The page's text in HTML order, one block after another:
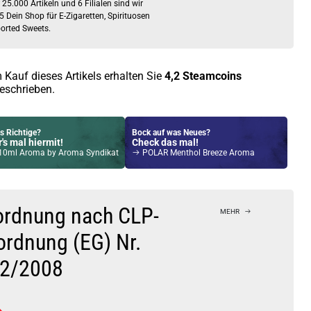
25.000 Artikeln und 6 Filialen sind wir
Dein Shop für E-Zigaretten, Spirituosen
Sweets.
Kauf dieses Artikels erhalten Sie 4,2 Steamcoins
Richtige?
mal hiermit!
Aroma by Aroma Syndikat
Bock auf was Neues?
Check das mal!
POLAR Menthol Breeze Aroma
nach CLP-
(EG) Nr.
2008
MEHR